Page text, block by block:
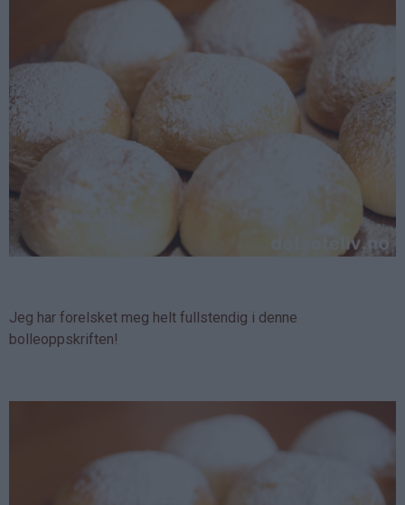
Jeg har forelsket meg helt fullstendig i denne
bolleoppskriften!